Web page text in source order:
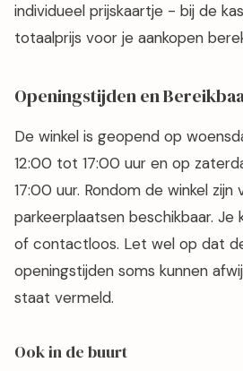
individueel prijskaartje - bij de
totaalprijs voor je aankopen
Openingstijden en
De winkel is geopend op
12:00 tot 17:00 uur en op
17:00 uur. Rondom de winkel
parkeerplaatsen beschikbaar.
of contactloos. Let wel op dat
openingstijden soms kunnen
staat vermeld.
Ook in de buurt